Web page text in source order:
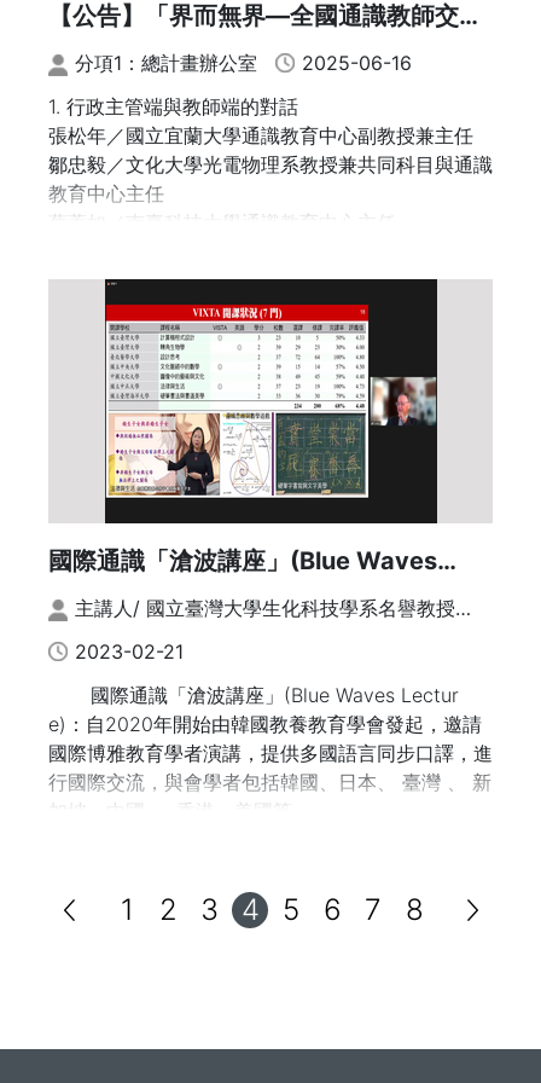
【公告】「界而無界—全國通識教師交流
會」論壇主題公告
分項1：總計畫辦公室
2025-06-16
1. 行政主管端與教師端的對話
張松年／國立宜蘭大學通識教育中心副教授兼主任
鄒忠毅／文化大學光電物理系教授兼共同科目與通識
教育中心主任
蔡蕙如／南臺科技大學通識教育中心主任
2. 多元升等與教學實踐研究計畫的困境與突破
王維君／國立臺灣科技大學人文社會學科教授
李懿純／大同大學通識教育中心副教授
王玫／東南科技大學通識教育中心教授
3. ESG觸媒：通識教育跨界永續發展教育
—透過通識教育向真實世界學習，為永續未來而教
何昕家／國立臺中科技大學通識教育中心副教授
尹崇恩／東吳大學專技副教授／台康生技股份有限公
司獨立董事
4. 通識教育與大學社會責任（USR）
陳明柔／靜宜大學臺灣文學系教授
楊智其／國立暨南國際大學土木工程學系副教授
陳美珠／南臺科技大學高齡福祉服務系副教授
5. 人文意義如何生成？哲學批判思維 × AI
陳奕融／東吳大學哲學系助理教授
張智皓／國立屏東科技大學通識教育中心助理教授
國際通識「滄波講座」(Blue Waves
Lecture) 系列 | 虛實整合遠距教學VIXTA
主講人/ 國立臺灣大學生化科技學系名譽教授；
2023-02-21
國際通識「滄波講座」(Blue Waves Lectur
e)：自2020年開始由韓國教養教育學會發起，邀請
國際博雅教育學者演講，提供多國語言同步口譯，進
行國際交流，與會學者包括韓國、日本、 臺灣 、 新
加坡、中國 、 香港、美國等。
系莊榮輝名譽教授(臺科大前副校長/中華民國通識教
育學會前理事長)主講「通識教學與研究的境與
1 2 3 4 5 6 7 8